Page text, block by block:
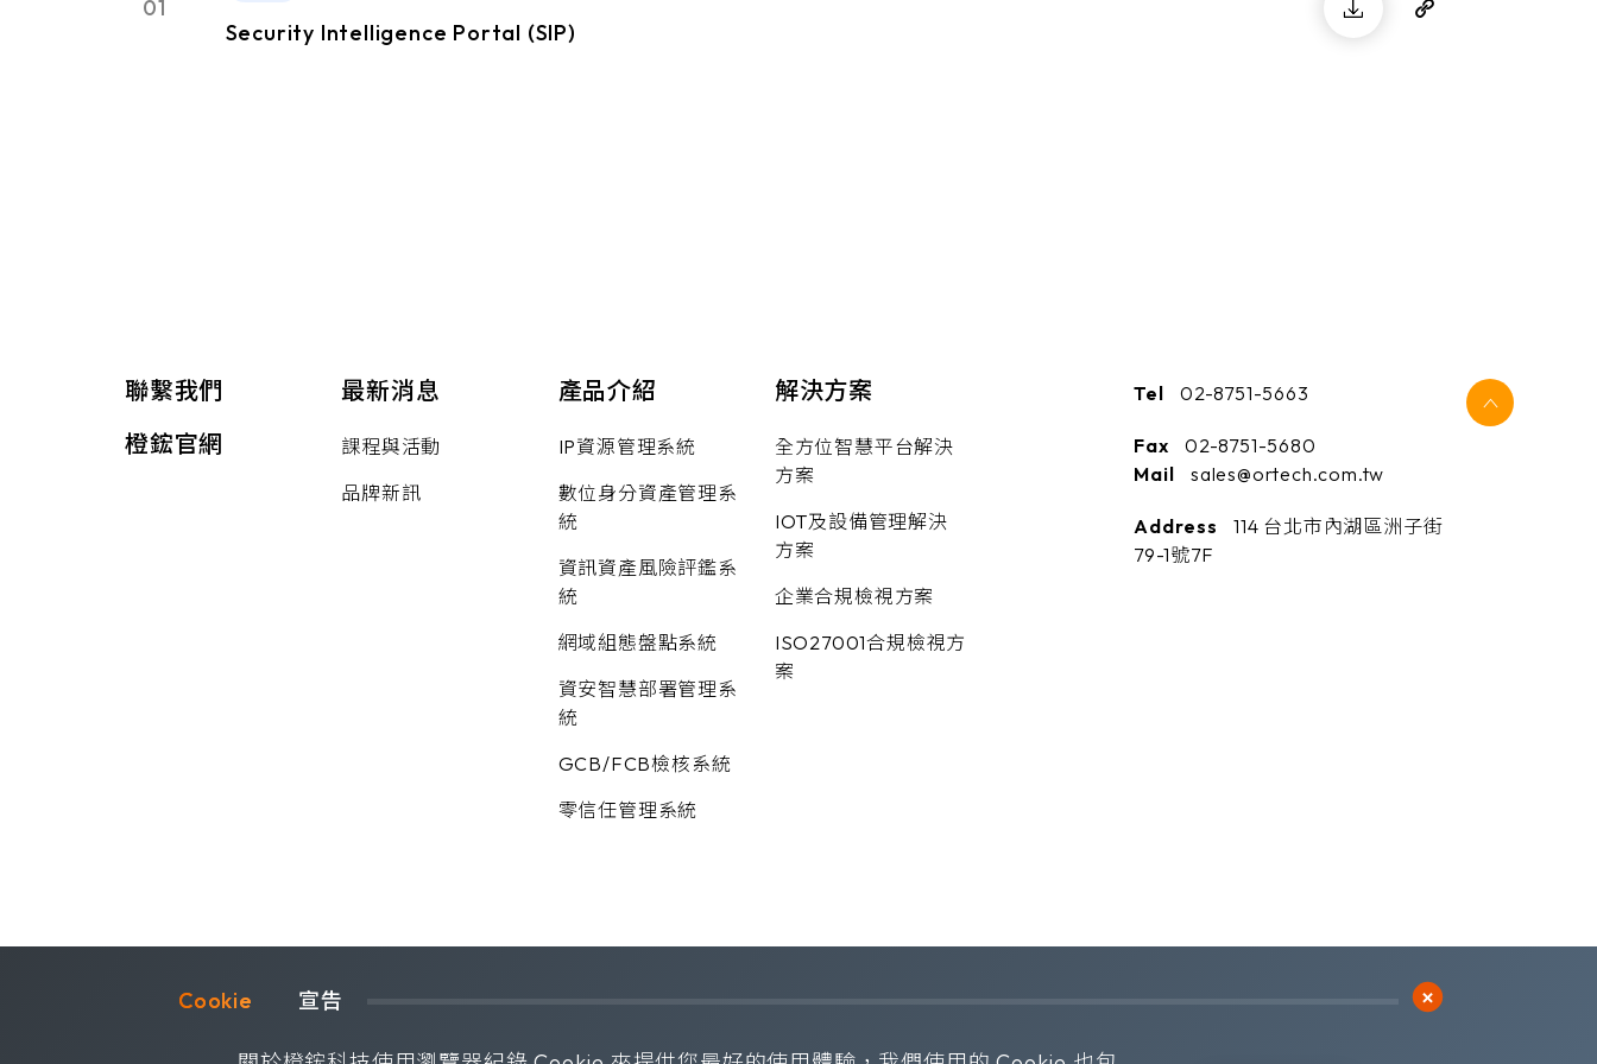
01
Security Intelligence Portal (SIP)
聯繫我們
橙鋐官網
最新消息
課程與活動
品牌新訊
產品介紹
IP資源管理系統
數位身分資產管理系
統
資訊資產風險評鑑系
統
網域組態盤點系統
資安智慧部署管理系
統
GCB/FCB檢核系統
零信任管理系統
解決方案
全方位智慧平台解決
方案
IOT及設備管理解決
方案
企業合規檢視方案
ISO27001合規檢視方
案
Tel 02-8751-5663
Fax
02-8751-5680
Mail
sales@ortech.com.tw
Address
114 台北市內湖區洲子街
79-1號7F
宣告